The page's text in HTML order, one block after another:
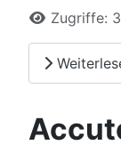
Zugriffe: